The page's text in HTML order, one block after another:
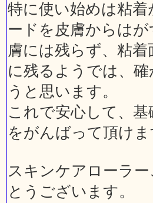
特に使い始めは粘
ードを皮膚からは
膚には残らず、粘
に残るようでは、
うと思います。
これで安心して、
をがんばって頂け
スキンケアローラ
とうございます。